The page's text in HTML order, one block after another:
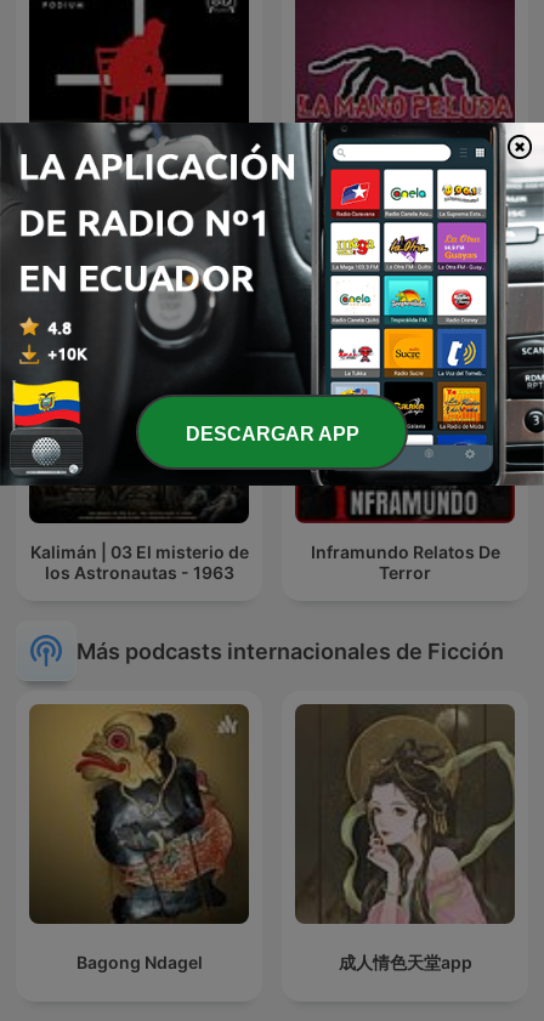
TERROR La Mano Peluda
Kalimán | 03 El misterio de
los Astronautas - 1963
Inframundo Relatos De
Terror
Más podcasts internacionales de Ficción
Bagong Ndagel 成人情色天堂app
DESCARGAR APP